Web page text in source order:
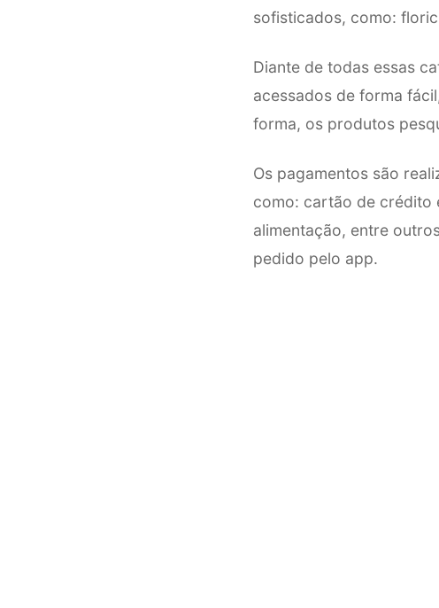
sofisticados, como:
Diante de todas essas
acessados de forma
forma, os produtos
Os pagamentos são
como: cartão de crédito
alimentação, entre
pedido pelo app.